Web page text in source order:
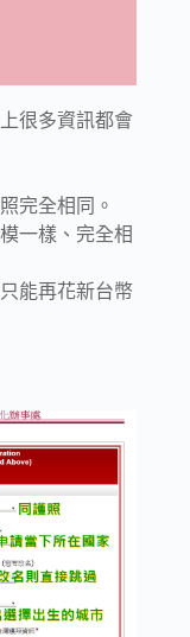
很多資訊都會
完全相同。
一樣、完全相
能再花新台幣